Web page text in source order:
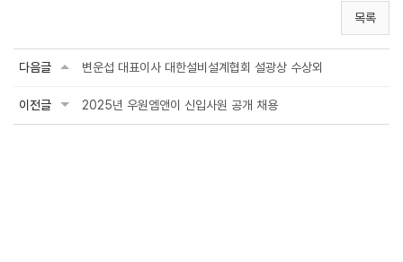
목록
다음글 변운섭 대표이사 대한설비설계협회 설광상 수상외
이전글 2025년 우원엠앤이 신입사원 공개 채용